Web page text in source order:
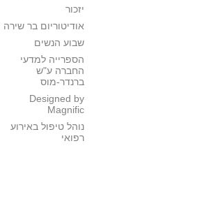
יזכור
אודיטוריום בר שירה
שבוע הנשים
הספרייה למדעי
החברה ע"ש
ברנדר-מוס
Designed by
Magnific
נוהל טיפול באירוע
רפואי